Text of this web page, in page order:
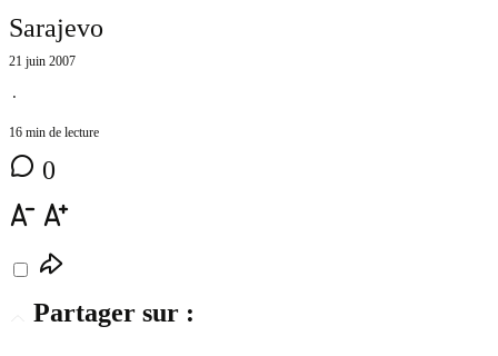
Sarajevo
21 juin 2007
⋅
16 min de lecture
0
Partager sur :